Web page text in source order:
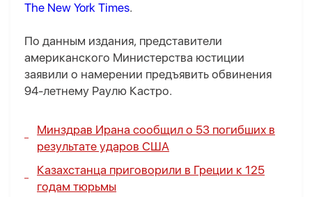
The New York Times.
По данным издания, представители
американского Министерства юстиции
заявили о намерении предъявить обвинения
94-летнему Раулю Кастро.
Минздрав Ирана сообщил о 53 погибших в
результате ударов США
Казахстанца приговорили в Греции к 125
годам тюрьмы